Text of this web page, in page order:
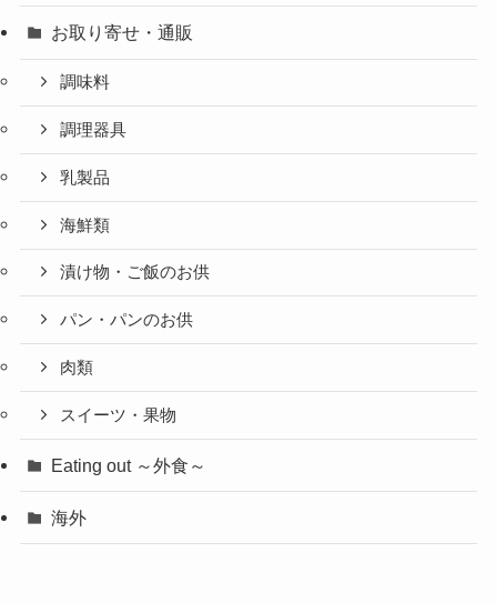
お取り寄せ・通販
調味料
調理器具
乳製品
海鮮類
漬け物・ご飯のお供
パン・パンのお供
肉類
スイーツ・果物
Eating out ～外食～
海外